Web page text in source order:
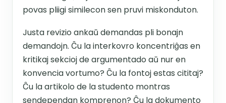
povas pliigi similecon sen pruvi miskonduton.
Justa revizio ankaŭ demandas pli bonajn
demandojn. Ĉu la interkovro koncentriĝas en
kritikaj sekcioj de argumentado aŭ nur en
konvencia vortumo? Ĉu la fontoj estas cititaj?
Ĉu la artikolo de la studento montras
sendependan komprenon? Ĉu la dokumento